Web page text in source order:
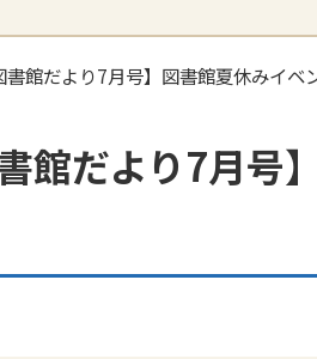
書館だより7月号】図書館夏休みイベ
館だより7月号